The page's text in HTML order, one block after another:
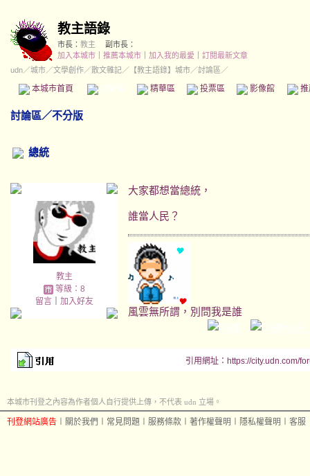
教主語錄
市長： 教主
副市長：
加入本城市
推薦本城市 加入我的最愛
訂閱最新文章
udn／城市／文學創作／散文雜記／ 【教主語錄】城市／討論區／
本城市首頁 精華區 投票區 影像館
討論區／不分版
總統
教主
等級：8
留言｜ 加入好友
大家都想當總統，
誰當人民？
風雲無所謂，別問我是誰
引用網址：https://city.udn.com/
本城市刊登之內容為作者個人自行提供上傳，不代表 udn 立場。
刊登網站廣告 關於我們 常見問題 服務條款 著作權聲明 隱私權聲明 客服